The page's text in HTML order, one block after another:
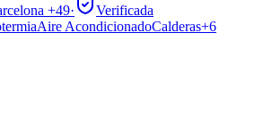
+49·
Verificada
Aire AcondicionadoCalderas+6